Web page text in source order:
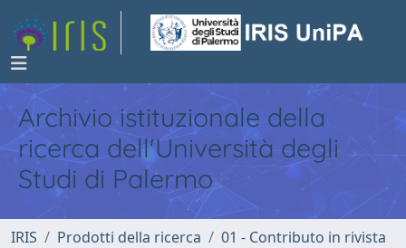
Archivio istituzionale della
ricerca dell'Università degli
Studi di Palermo
IRIS Prodotti della ricerca
01 - Contributo in rivista